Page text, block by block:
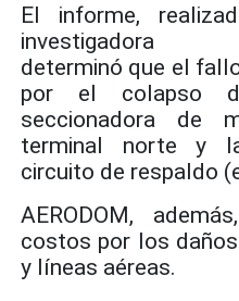
El informe,
investigadora
determinó que el
por el colapso
seccionadora de
terminal norte y
circuito de respaldo
AERODOM,
costos por los
y líneas aéreas.